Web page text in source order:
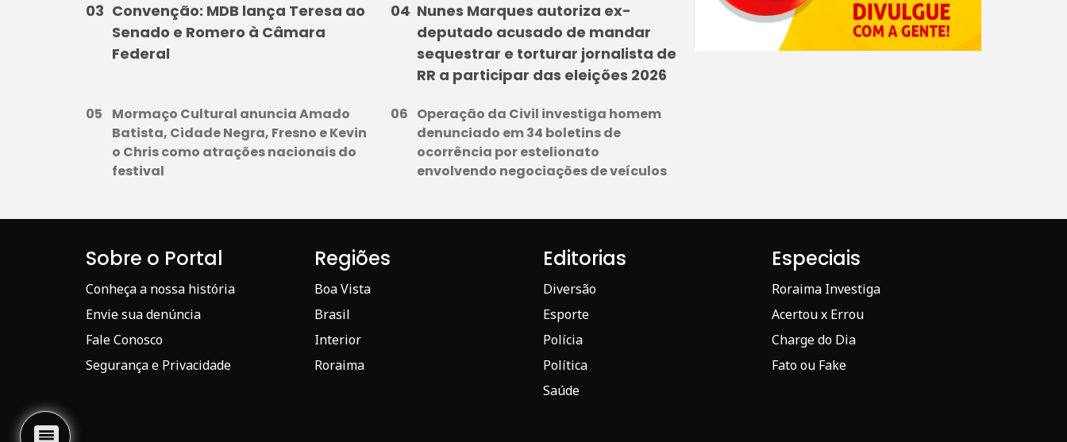
Convenção: MDB lança Teresa ao
Senado e Romero à Câmara
Federal
Nunes Marques autoriza ex-
deputado acusado de mandar
sequestrar e torturar jornalista de
RR a participar das eleições 2026
Mormaço Cultural anuncia Amado
Batista, Cidade Negra, Fresno e Kevin
o Chris como atrações nacionais do
festival
Operação da Civil investiga homem
denunciado em 34 boletins de
ocorrência por estelionato
envolvendo negociações de veículos
Sobre o Portal
Conheça a nossa história
Envie sua denúncia
Fale Conosco
Segurança e Privacidade
Regiões
Boa Vista
Brasil
Interior
Roraima
Editorias
Diversão
Esporte
Polícia
Política
Saúde
Especiais
Roraima Investiga
Acertou x Errou
Charge do Dia
Fato ou Fake